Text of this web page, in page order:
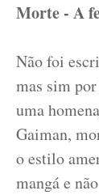
Morte - A
Não foi
mas sim
uma
Gaiman,
o estilo
mangá e